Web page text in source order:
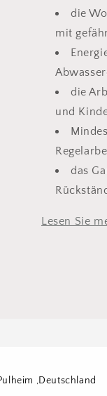
die
mit
die
und
das
Lesen Sie
,Deutschland